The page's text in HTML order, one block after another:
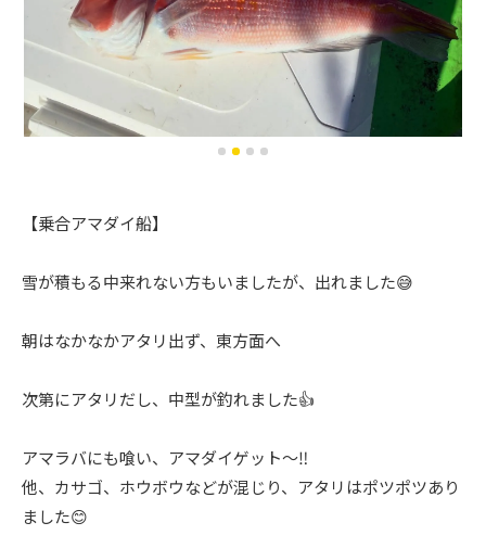
【乗合アマダイ船】
雪が積もる中来れない方もいましたが、出れました😅
朝はなかなかアタリ出ず、東方面へ
次第にアタリだし、中型が釣れました👍
アマラバにも喰い、アマダイゲット〜‼️
他、カサゴ、ホウボウなどが混じり、アタリはポツポツあり
ました😊